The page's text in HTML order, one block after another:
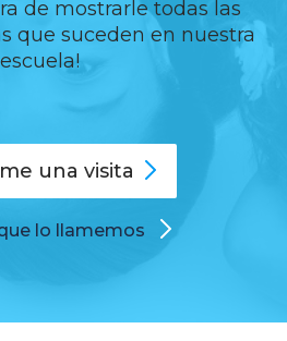
de mostrarle todas las
que suceden en nuestra
escuela!
una visita
lo llamemos